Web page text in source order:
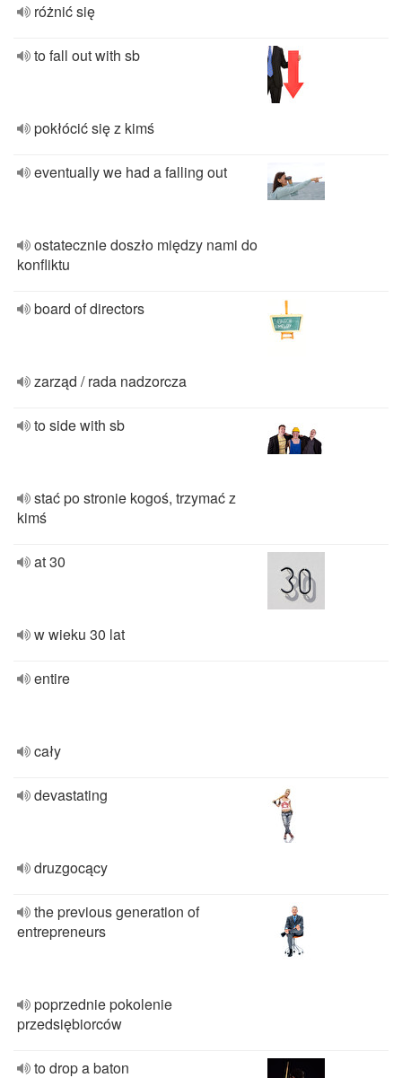
różnić się
to fall out with sb
pokłócić się z kimś
eventually we had a falling out
ostatecznie doszło między nami do
konfliktu
board of directors
zarząd / rada nadzorcza
to side with sb
stać po stronie kogoś, trzymać z
kimś
at 30
w wieku 30 lat
entire
cały
devastating
druzgocący
the previous generation of
entrepreneurs
poprzednie pokolenie
przedsiębiorców
to drop a baton